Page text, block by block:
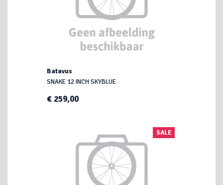
Batavus
SNAKE 12 INCH SKYBLUE
€ 259,00
SALE